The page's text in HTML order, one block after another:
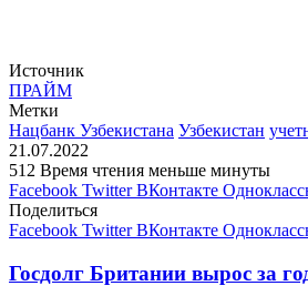
Источник
ПРАЙМ
Метки
Нацбанк Узбекистана Узбекистан
21.07.2022
512 Время чтения меньше минуты
Facebook Twitter ВКонтакте
Поделиться
Facebook Twitter ВКонтакте
Госдолг Британии вырос за